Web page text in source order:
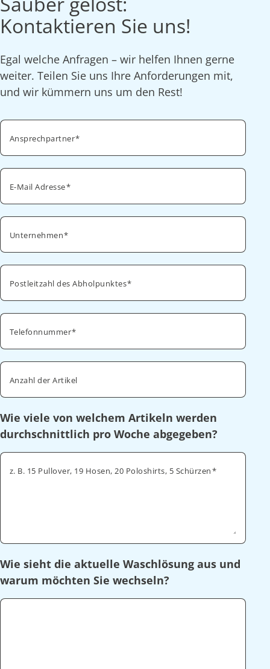
Kontaktieren Sie uns!
Egal welche Anfragen – wir helfen Ihnen gerne
weiter. Teilen Sie uns Ihre Anforderungen mit,
und wir kümmern uns um den Rest!
Ansprechpartner
E-Mail Adresse
Unternehmen
Postleitzahl des Abholpunktes
Telefonnummer
Anzahl der Artikel
Wie viele von welchem Artikeln werden
durchschnittlich pro Woche abgegeben?
z. B. 15 Pullover, 19 Hosen, 20 Poloshirts, 5 Schürzen
Wie sieht die aktuelle Waschlösung aus und
warum möchten Sie wechseln?